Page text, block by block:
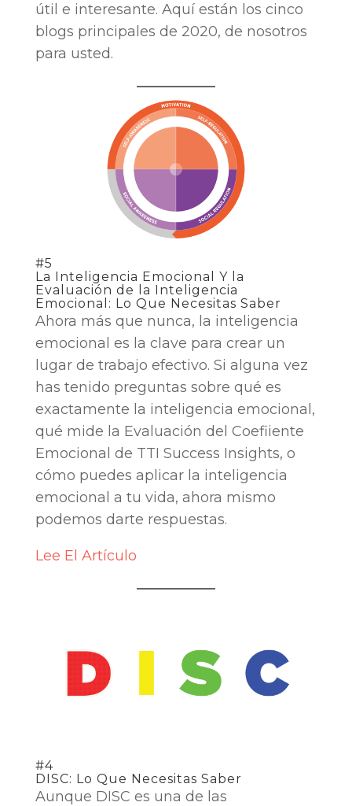
útil e interesante. Aquí están los cinco
blogs principales de 2020, de nosotros
para usted.
#5
La Inteligencia Emocional Y la
Evaluación de la Inteligencia
Emocional: Lo Que Necesitas Saber
Ahora más que nunca, la inteligencia
emocional es la clave para crear un
lugar de trabajo efectivo. Si alguna vez
has tenido preguntas sobre qué es
exactamente la inteligencia emocional,
qué mide la Evaluación del Coefiiente
Emocional de TTI Success Insights, o
cómo puedes aplicar la inteligencia
emocional a tu vida, ahora mismo
podemos darte respuestas.
Lee El Artículo
#4
DISC: Lo Que Necesitas Saber
Aunque DISC es una de las